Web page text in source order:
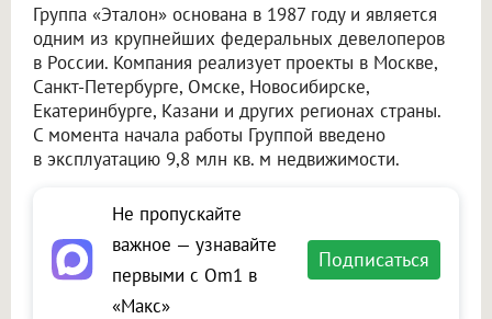
Группа «Эталон» основана в 1987 году и является
одним из крупнейших федеральных девелоперов
в России. Компания реализует проекты в Москве,
Санкт-Петербурге, Омске, Новосибирске,
Екатеринбурге, Казани и других регионах страны.
С момента начала работы Группой введено
в эксплуатацию 9,8 млн кв. м недвижимости.
Не пропускайте
важное — узнавайте
первыми с Om1 в
«Макс»
Подписаться